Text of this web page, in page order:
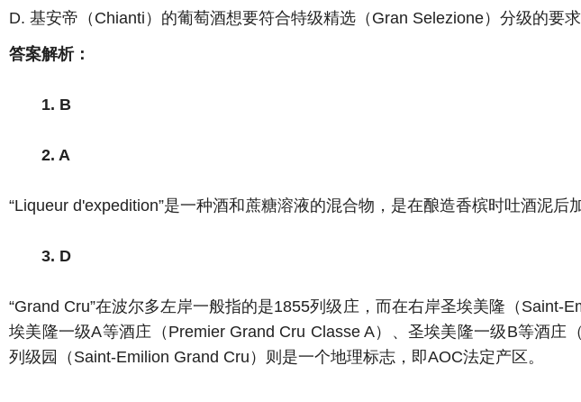
D. 基安帝（Chianti）的葡萄酒想要符合特级精选（Gran Selezione）分级的要
答案解析：
1. B
2. A
“Liqueur d'expedition”是一种酒和蔗糖溶液的混合物，是在酿造香槟时吐酒泥后加
3. D
“Grand Cru”在波尔多左岸一般指的是1855列级庄，而在右岸圣埃美隆（
埃美隆一级A等酒庄（Premier Grand Cru Classe A）、圣埃美隆一级B等酒
列级园（Saint-Emilion Grand Cru）则是一个地理标志，即AOC法定产区。